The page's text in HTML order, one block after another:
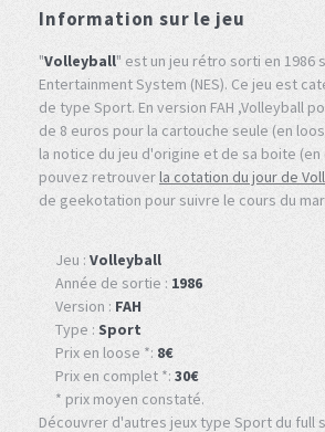
Information sur le jeu
"Volleyball" est un jeu rétro sorti en 1986
Entertainment System (NES). Ce jeu est
de type Sport. En version FAH ,Volleyball
de 8 euros pour la cartouche seule (en
la notice du jeu d'origine et de sa boite (en
pouvez retrouverla cotation du jour de
de geekotation pour suivre le cours du
Jeu : Volleyball
Année de sortie : 1986
Version : FAH
Type : Sport
Prix en loose *: 8€
Prix en complet *: 30€
* prix moyen constaté.
Découvrer d'autres jeux type Sport du full